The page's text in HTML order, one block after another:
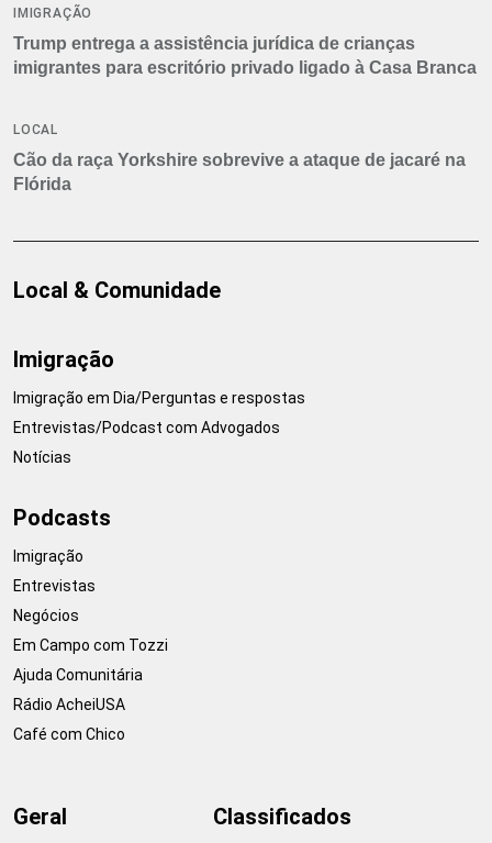
IMIGRAÇÃO
Trump entrega a assistência jurídica de crianças
imigrantes para escritório privado ligado à Casa Branca
LOCAL
Cão da raça Yorkshire sobrevive a ataque de jacaré na
Flórida
Local & Comunidade
Imigração
Imigração em Dia/Perguntas e respostas
Entrevistas/Podcast com Advogados
Notícias
Podcasts
Imigração
Entrevistas
Negócios
Em Campo com Tozzi
Ajuda Comunitária
Rádio AcheiUSA
Café com Chico
Geral Classificados